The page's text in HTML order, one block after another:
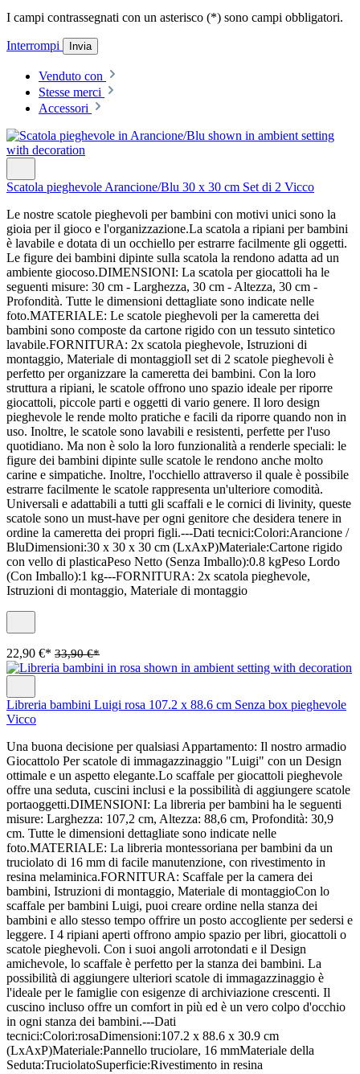
I campi contrassegnati con un asterisco (*) sono campi obbligatori.
Interrompi Invia
Venduto con
Stesse merci
Accessori
Scatola pieghevole Arancione/Blu 30 x 30 cm Set di 2 Vicco
Le nostre scatole pieghevoli per bambini con motivi unici sono la
gioia per il gioco e l'organizzazione.La scatola a ripiani per bambini
è lavabile e dotata di un occhiello per estrarre facilmente gli oggetti.
Le figure dei bambini dipinte sulla scatola la rendono adatta ad un
ambiente giocoso.DIMENSIONI: La scatola per giocattoli ha le
seguenti misure: 30 cm - Larghezza, 30 cm - Altezza, 30 cm -
Profondità. Tutte le dimensioni dettagliate sono indicate nelle
foto.MATERIALE: Le scatole pieghevoli per la cameretta dei
bambini sono composte da cartone rigido con un tessuto sintetico
lavabile.FORNITURA: 2x scatola pieghevole, Istruzioni di
montaggio, Materiale di montaggioIl set di 2 scatole pieghevoli è
perfetto per organizzare la cameretta dei bambini. Con la loro
struttura a ripiani, le scatole offrono uno spazio ideale per riporre
giocattoli, piccole parti e oggetti di vario genere. Il loro design
pieghevole le rende molto pratiche e facili da riporre quando non in
uso. Inoltre, le scatole sono lavabili e resistenti, perfette per l'uso
quotidiano. Ma non è solo la loro funzionalità a renderle speciali: le
figure dei bambini dipinte sulle scatole le rendono anche molto
carine e simpatiche. Inoltre, l'occhiello attraverso il quale è possibile
estrarre facilmente le scatole rappresenta un'ulteriore comodità.
Universali e adattabili a tutti gli scaffali e le cornici di livinity, queste
scatole sono un must-have per ogni genitore che desidera tenere in
ordine la cameretta dei propri figli.---Dati tecnici:Colori:Arancione /
BluDimensioni:30 x 30 x 30 cm (LxAxP)Materiale:Cartone rigido
con vello di plasticaPeso Netto (Senza Imballo):0.8 kgPeso Lordo
(Con Imballo):1 kg---FORNITURA: 2x scatola pieghevole,
Istruzioni di montaggio, Materiale di montaggio
22,90 €* 33,90 €*
Libreria bambini Luigi rosa 107.2 x 88.6 cm Senza box pieghevole
Vicco
Una buona decisione per qualsiasi Appartamento: Il nostro armadio
Giocattolo Per scatole di immagazzinaggio "Luigi" con un Design
ottimale e un aspetto elegante.Lo scaffale per giocattoli pieghevole
offre una seduta, cuscini inclusi e la possibilità di aggiungere scatole
portaoggetti.DIMENSIONI: La libreria per bambini ha le seguenti
misure: Larghezza: 107,2 cm, Altezza: 88,6 cm, Profondità: 30,9
cm. Tutte le dimensioni dettagliate sono indicate nelle
foto.MATERIALE: La libreria montessoriana per bambini da un
truciolato di 16 mm di facile manutenzione, con rivestimento in
resina melaminica.FORNITURA: Scaffale per la camera dei
bambini, Istruzioni di montaggio, Materiale di montaggioCon lo
scaffale per bambini Luigi, puoi creare ordine nella stanza dei
bambini e allo stesso tempo offrire un posto accogliente per sedersi e
leggere. I 4 ripiani aperti offrono ampio spazio per libri, giocattoli o
scatole pieghevoli. Con i suoi angoli arrotondati e il Design
amichevole, lo scaffale è perfetto per la stanza dei bambini. La
possibilità di aggiungere ulteriori scatole di immagazzinaggio è
l'ideale per le famiglie con esigenze di archiviazione crescenti. Il
cuscino incluso offre un comfort in più ed è un vero colpo d'occhio
in ogni stanza dei bambini.---Dati
tecnici:Colori:rosaDimensioni:107.2 x 88.6 x 30.9 cm
(LxAxP)Materiale:Pannello truciolare, 16 mmMateriale della
Seduta:TruciolatoSuperficie:Rivestimento in resina